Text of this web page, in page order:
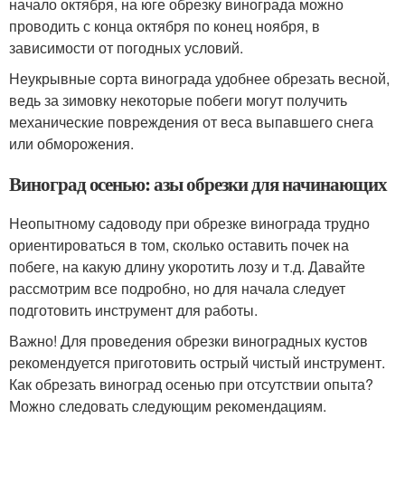
проводить с конца октября по конец ноября, в
зависимости от погодных условий.
Неукрывные сорта винограда удобнее обрезать весной,
ведь за зимовку некоторые побеги могут получить
механические повреждения от веса выпавшего снега
или обморожения.
Виноград осенью: азы обрезки для начинающих
Неопытному садоводу при обрезке винограда трудно
ориентироваться в том, сколько оставить почек на
побеге, на какую длину укоротить лозу и т.д. Давайте
рассмотрим все подробно, но для начала следует
подготовить инструмент для работы.
Важно! Для проведения обрезки виноградных кустов
рекомендуется приготовить острый чистый инструмент.
Как обрезать виноград осенью при отсутствии опыта?
Можно следовать следующим рекомендациям.